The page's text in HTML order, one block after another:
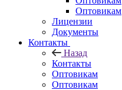
Оптовикам
Лицензии
Документы
Контакты
Назад
Контакты
Оптовикам
Оптовикам